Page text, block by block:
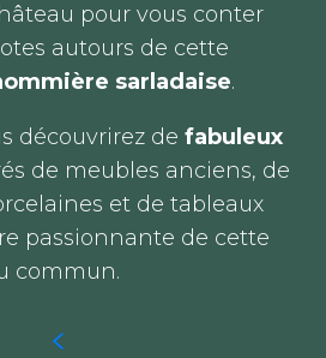
pour vous conter
autours de cette
sarladaise.
découvrirez de fabuleux
de meubles anciens, de
et de tableaux
passionnante de cette
commun.